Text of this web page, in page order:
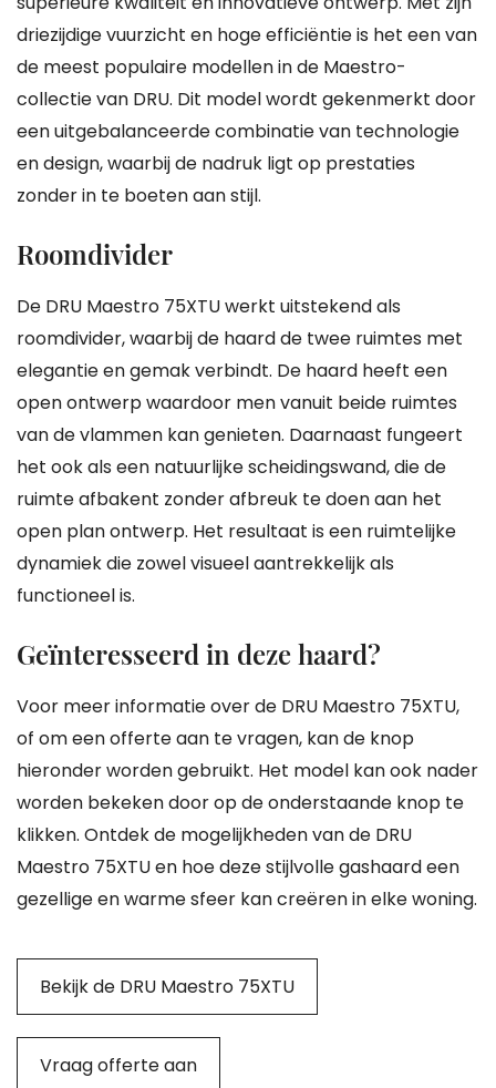
driezijdige vuurzicht en hoge efficiëntie is het een van
de meest populaire modellen in de Maestro-
collectie van DRU. Dit model wordt gekenmerkt door
een uitgebalanceerde combinatie van technologie
en design, waarbij de nadruk ligt op prestaties
zonder in te boeten aan stijl.
Roomdivider
De DRU Maestro 75XTU werkt uitstekend als
roomdivider, waarbij de haard de twee ruimtes met
elegantie en gemak verbindt. De haard heeft een
open ontwerp waardoor men vanuit beide ruimtes
van de vlammen kan genieten. Daarnaast fungeert
het ook als een natuurlijke scheidingswand, die de
ruimte afbakent zonder afbreuk te doen aan het
open plan ontwerp. Het resultaat is een ruimtelijke
dynamiek die zowel visueel aantrekkelijk als
functioneel is.
Geïnteresseerd in deze haard?
Voor meer informatie over de DRU Maestro 75XTU,
of om een offerte aan te vragen, kan de knop
hieronder worden gebruikt. Het model kan ook nader
worden bekeken door op de onderstaande knop te
klikken. Ontdek de mogelijkheden van de DRU
Maestro 75XTU en hoe deze stijlvolle gashaard een
gezellige en warme sfeer kan creëren in elke woning.
Bekijk de DRU Maestro 75XTU
Vraag offerte aan